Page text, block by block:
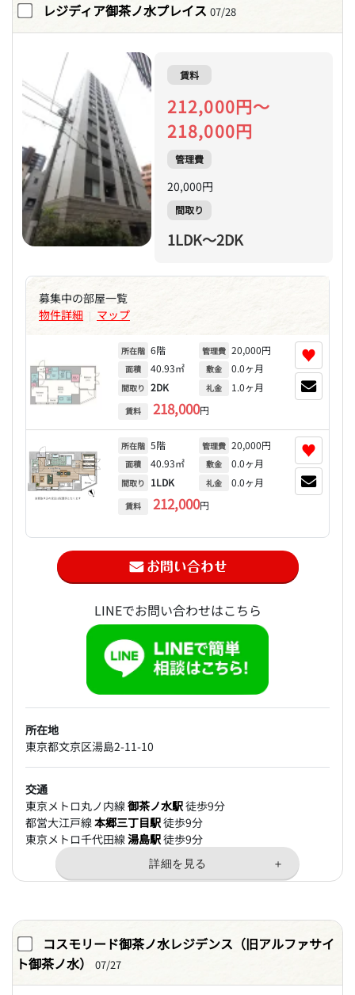
レジディア御茶ノ水プレイス 07/28
賃料
212,000円～
218,000円
管理費
20,000円
間取り
1LDK～2DK
募集中の部屋一覧
物件詳細 | マップ
所在階 6階
面積 40.93㎡
間取り 2DK
賃料 218,000円
管理費 20,000円
敷金 0.0ヶ月
礼金 1.0ヶ月
♥
所在階 5階
面積 40.93㎡
間取り 1LDK
賃料 212,000円
管理費 20,000円
敷金 0.0ヶ月
礼金 0.0ヶ月
♥
LINEでお問い合わせはこちら
所在地
東京都文京区湯島2-11-10
交通
東京メトロ丸ノ内線御茶ノ水駅徒歩9分
都営大江戸線本郷三丁目駅徒歩9分
東京メトロ千代田線湯島駅徒歩9分
コスモリード御茶ノ水レジデンス（旧アルファサイ
ト御茶ノ水）
07/27